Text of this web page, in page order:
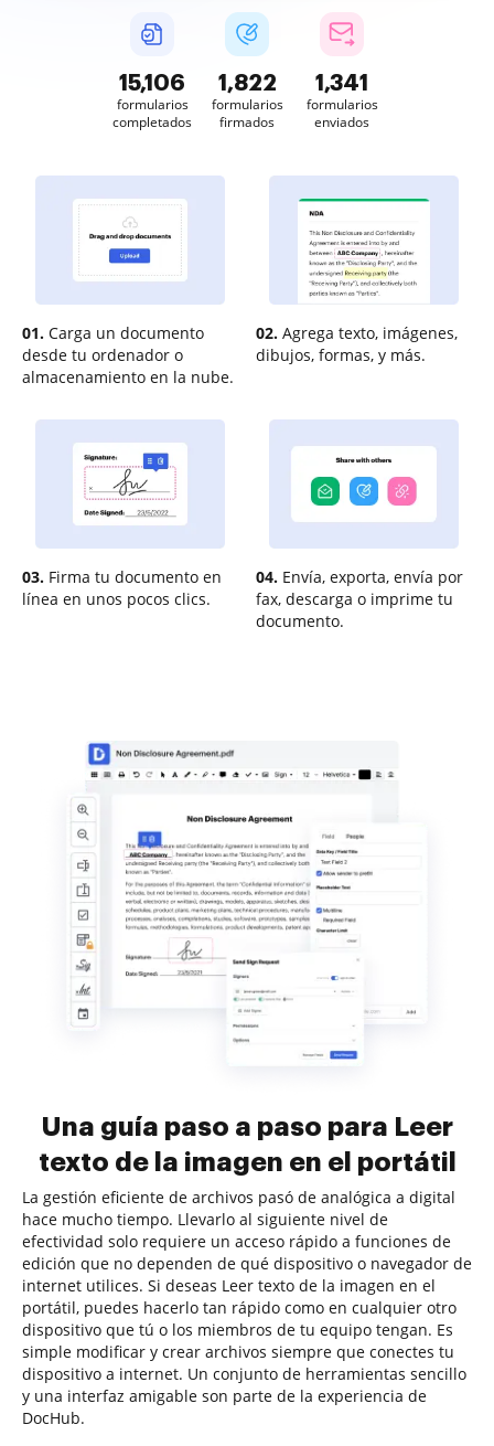
15,106
formularios
completados
1,822
formularios
firmados
1,341
formularios
enviados
01. Carga un documento
desde tu ordenador o
almacenamiento en la nube.
02. Agrega texto, imágenes,
dibujos, formas, y más.
03. Firma tu documento en
línea en unos pocos clics.
04. Envía, exporta, envía por
fax, descarga o imprime tu
documento.
Una guía paso a paso para Leer
texto de la imagen en el portátil
La gestión eficiente de archivos pasó de analógica a digital
hace mucho tiempo. Llevarlo al siguiente nivel de
efectividad solo requiere un acceso rápido a funciones de
edición que no dependen de qué dispositivo o navegador de
internet utilices. Si deseas Leer texto de la imagen en el
portátil, puedes hacerlo tan rápido como en cualquier otro
dispositivo que tú o los miembros de tu equipo tengan. Es
simple modificar y crear archivos siempre que conectes tu
dispositivo a internet. Un conjunto de herramientas sencillo
y una interfaz amigable son parte de la experiencia de
DocHub.